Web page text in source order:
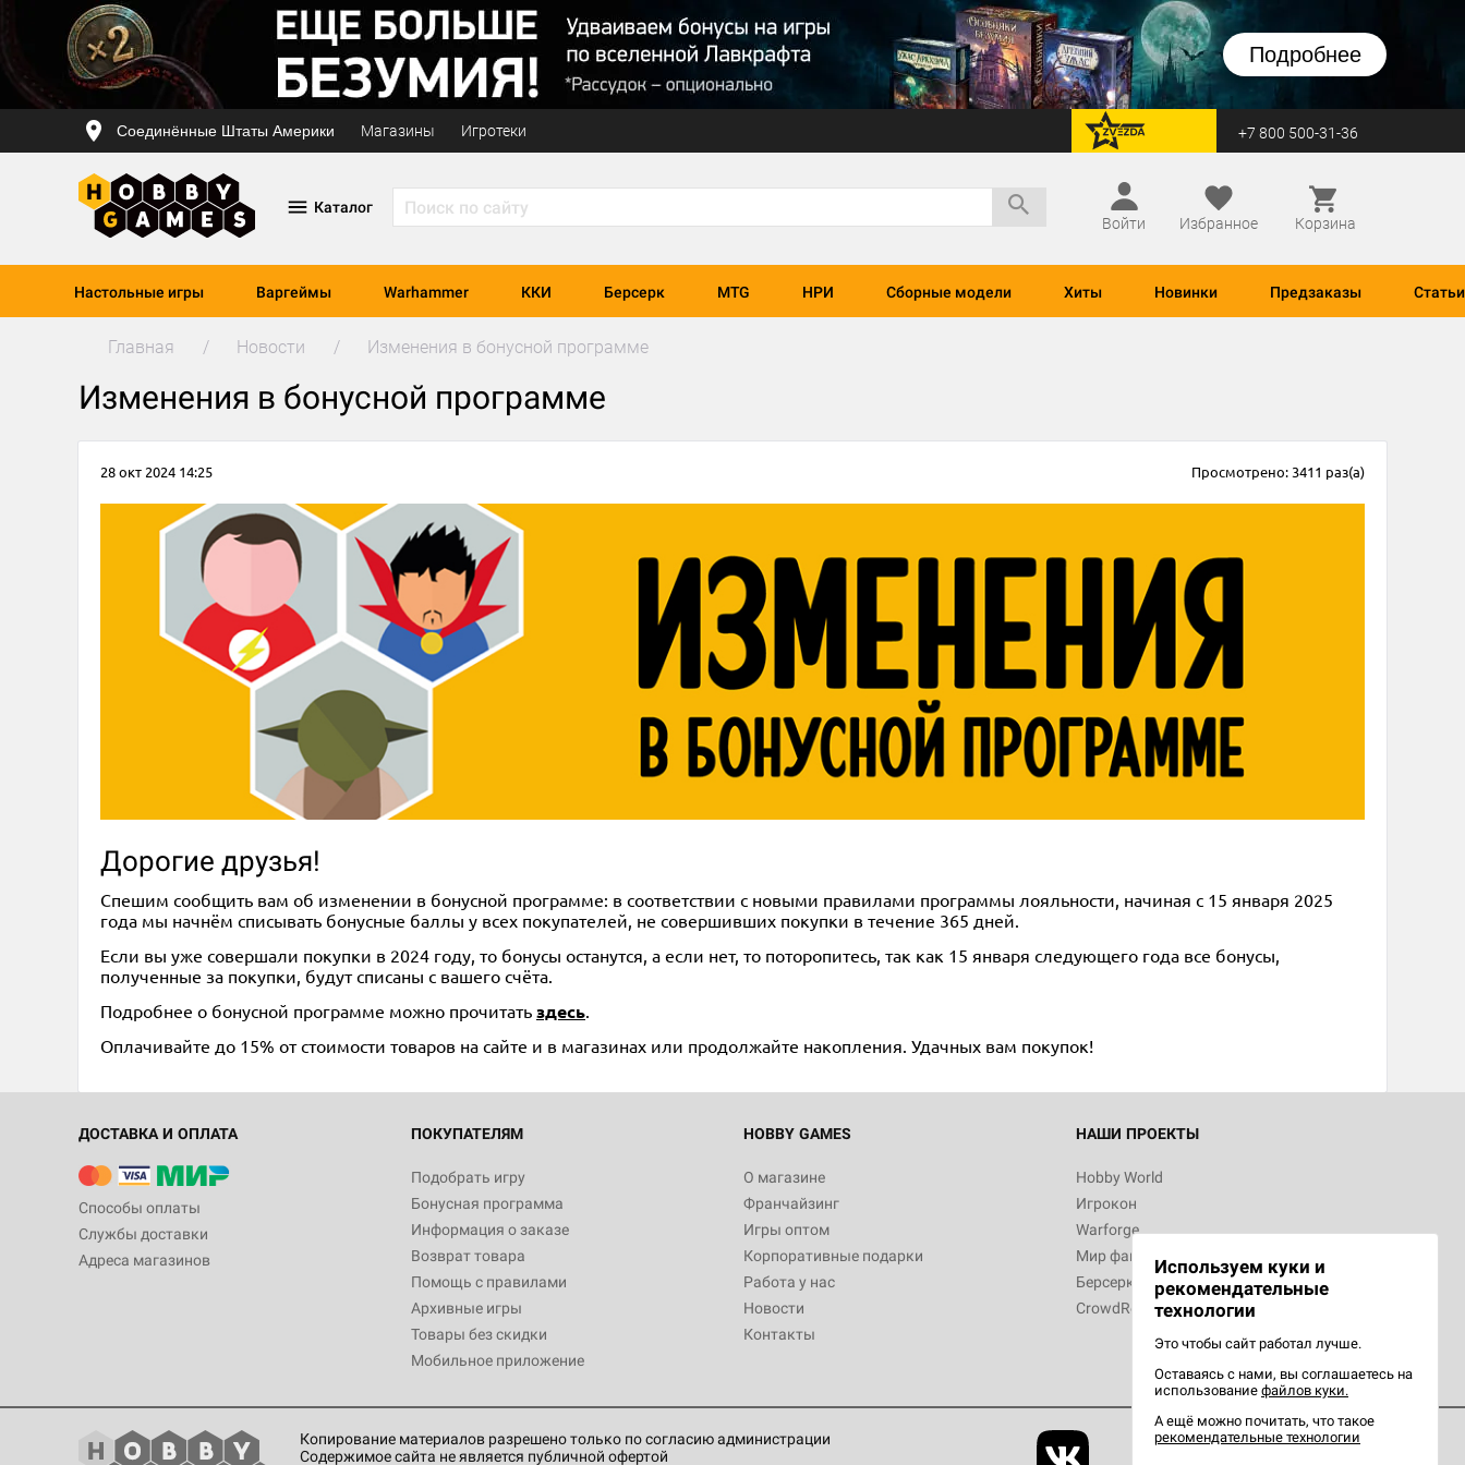
Подробнее
Соединённые Штаты Америки Магазины Игротеки перейти на Zvezda +7 800 500-31-36
Каталог
Войти
Избранное Корзина
Настольные игры Варгеймы Warhammer ККИ Берсерк MTG НРИ Сборные модели Хиты Новинки Предзаказы Статьи
Главная Новости Изменения в бонусной программе
Изменения в бонусной программе
28 окт 2024 14:25 Просмотрено: 3411 раз(а)
Дорогие друзья!
Спешим сообщить вам об изменении в бонусной программе: в соответствии с новыми правилами программы лояльности, начиная с 15 января 2025
года мы начнём списывать бонусные баллы у всех покупателей, не совершивших покупки в течение 365 дней.
Если вы уже совершали покупки в 2024 году, то бонусы останутся, а если нет, то поторопитесь, так как 15 января следующего года все бонусы,
полученные за покупки, будут списаны с вашего счёта.
Подробнее о бонусной программе можно прочитать здесь.
Оплачивайте до 15% от стоимости товаров на сайте и в магазинах или продолжайте накопления. Удачных вам покупок!
ДОСТАВКА И ОПЛАТА
Способы оплаты
Службы доставки
Адреса магазинов
ПОКУПАТЕЛЯМ
Подобрать игру
Бонусная программа
Информация о заказе
Возврат товара
Помощь с правилами
Архивные игры
Товары без скидки
Мобильное приложение
HOBBY GAMES
О магазине
Франчайзинг
Игры оптом
Корпоративные подарки
Работа у нас
Новости
Контакты
НАШИ ПРОЕКТЫ
Hobby World
Игрокон
Warforge
Мир фантастики
Берсерк
CrowdRepublic
Копирование материалов разрешено только по согласию администрации
Содержимое сайта не является публичной офертой
Используем куки и
рекомендательные
технологии
Это чтобы сайт работал лучше.
Оставаясь с нами, вы соглашаетесь на
использование файлов куки.
А ещё можно почитать, что такое
рекомендательные технологии